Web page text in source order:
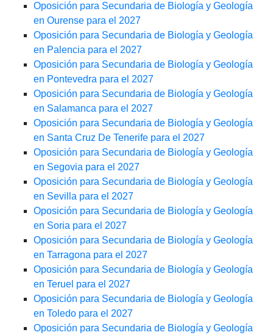
Oposición para Secundaria de Biología y Geología
en Ourense para el 2027
Oposición para Secundaria de Biología y Geología
en Palencia para el 2027
Oposición para Secundaria de Biología y Geología
en Pontevedra para el 2027
Oposición para Secundaria de Biología y Geología
en Salamanca para el 2027
Oposición para Secundaria de Biología y Geología
en Santa Cruz De Tenerife para el 2027
Oposición para Secundaria de Biología y Geología
en Segovia para el 2027
Oposición para Secundaria de Biología y Geología
en Sevilla para el 2027
Oposición para Secundaria de Biología y Geología
en Soria para el 2027
Oposición para Secundaria de Biología y Geología
en Tarragona para el 2027
Oposición para Secundaria de Biología y Geología
en Teruel para el 2027
Oposición para Secundaria de Biología y Geología
en Toledo para el 2027
Oposición para Secundaria de Biología y Geología